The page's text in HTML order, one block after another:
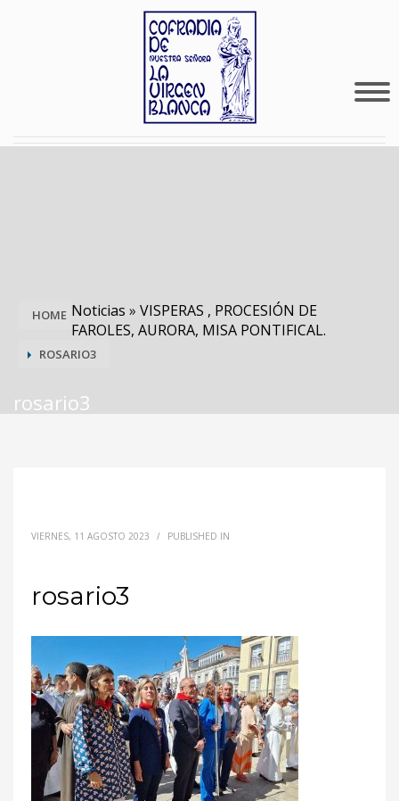
HOME Noticias » VISPERAS , PROCESIÓN DE
FAROLES, AURORA, MISA PONTIFICAL.
ROSARIO3
rosario3
VIERNES, 11 AGOSTO 2023 / PUBLISHED IN
rosario3